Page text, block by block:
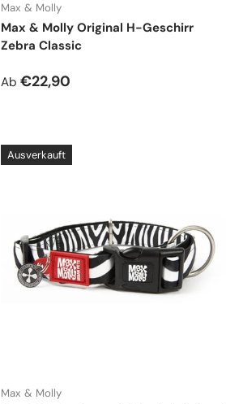
Max & Molly
Max & Molly Original H-Geschirr
Zebra Classic
Normaler Preis
Ab €22,90
Ausverkauft
Max & Molly